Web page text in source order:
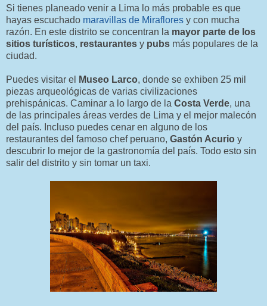
Si tienes planeado venir a Lima lo más probable es que
hayas escuchado maravillas de Miraflores y con mucha
razón. En este distrito se concentran la mayor parte de los
sitios turísticos, restaurantes y pubs más populares de la
ciudad.
Puedes visitar el Museo Larco, donde se exhiben 25 mil
piezas arqueológicas de varias civilizaciones
prehispánicas. Caminar a lo largo de la Costa Verde, una
de las principales áreas verdes de Lima y el mejor malecón
del país. Incluso puedes cenar en alguno de los
restaurantes del famoso chef peruano, Gastón Acurio y
descubrir lo mejor de la gastronomía del país. Todo esto sin
salir del distrito y sin tomar un taxi.